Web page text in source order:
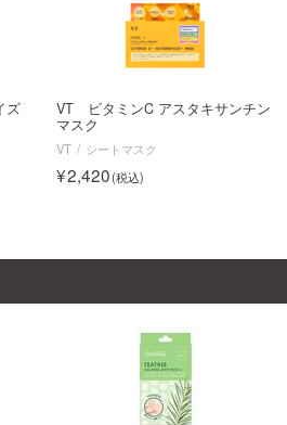
ズ
VT ビタミンC アスタキサンチン
マスク
VT シートマスク
2,420